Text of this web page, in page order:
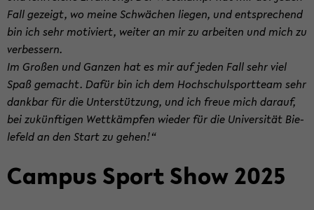
Fall ge­zeigt, wo meine Schwä­chen lie­gen, und ent­spre­chend
bin ich sehr mo­ti­viert, wei­ter an mir zu ar­bei­ten und mich zu
ver­bes­sern.
Im Gro­ßen und Gan­zen hat es mir auf jeden Fall sehr viel
Spaß ge­macht. Dafür bin ich dem Hoch­schul­sport­team sehr
dank­bar für die Un­ter­stüt­zung, und ich freue mich dar­auf,
bei zu­künf­ti­gen Wett­kämp­fen wie­der für die Uni­ver­si­tät Bie­
le­feld an den Start zu gehen!“
Cam­pus Sport Show 2025